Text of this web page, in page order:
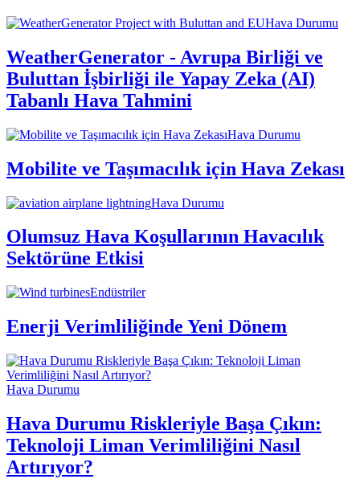
Hava Durumu
WeatherGenerator - Avrupa Birliği ve
Buluttan İşbirliği ile Yapay Zeka (AI)
Tabanlı Hava Tahmini
Hava Durumu
Mobilite ve Taşımacılık için Hava Zekası
Hava Durumu
Olumsuz Hava Koşullarının Havacılık
Sektörüne Etkisi
Endüstriler
Enerji Verimliliğinde Yeni Dönem
Hava Durumu
Hava Durumu Riskleriyle Başa Çıkın:
Teknoloji Liman Verimliliğini Nasıl
Artırıyor?